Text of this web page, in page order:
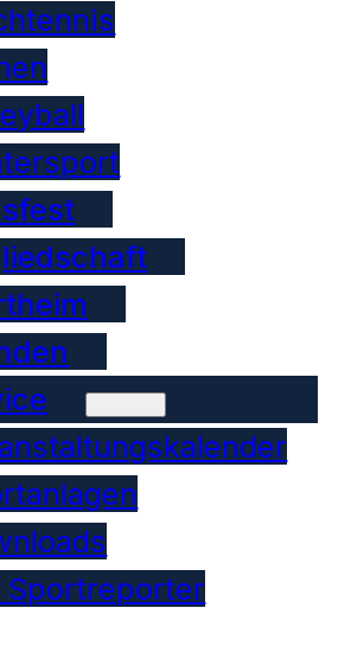
Sportreporter